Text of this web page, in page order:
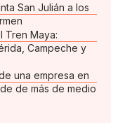
San Julián a los
Tren Maya:
Campeche y
una empresa en
de más de medio